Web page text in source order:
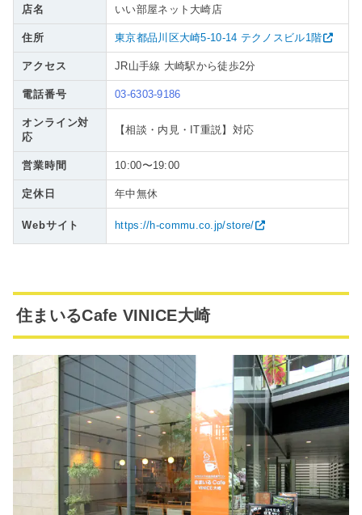
店名 いい部屋ネット大崎店
住所 東京都品川区大崎5-10-14 テクノスビル1階
アクセス JR山手線 大崎駅から徒歩2分
電話番号 03-6303-9186
オンライン対
応
【相談・内見・IT重説】対応
営業時間 10:00〜19:00
定休日 年中無休
Webサイト https://h-commu.co.jp/store/
住まいるCafe VINICE大崎